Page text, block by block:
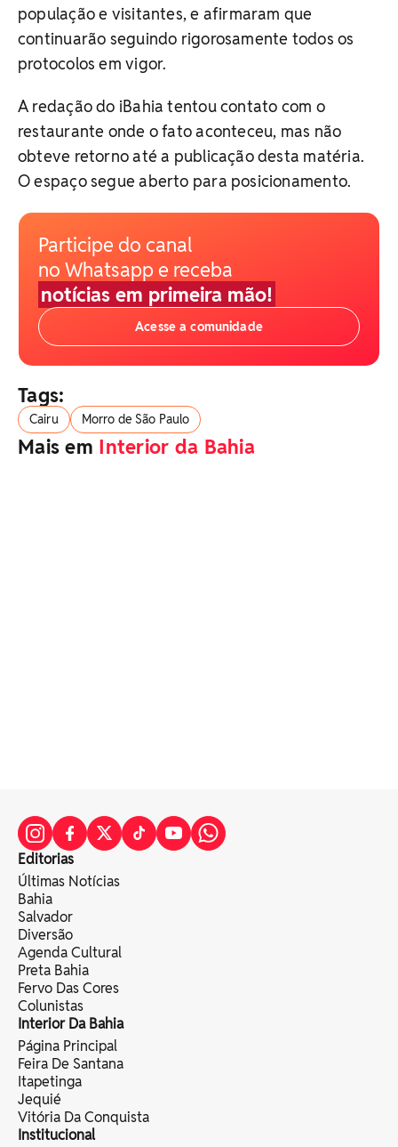
população e visitantes, e afirmaram que
continuarão seguindo rigorosamente todos os
protocolos em vigor.
A redação do iBahia tentou contato com o
restaurante onde o fato aconteceu, mas não
obteve retorno até a publicação desta matéria.
O espaço segue aberto para posicionamento.
Participe do canal
no Whatsapp e receba
notícias em primeira mão!
Acesse a comunidade
Tags:
Cairu Morro de São Paulo
Mais em Interior da Bahia
Editorias
Últimas Notícias
Bahia
Salvador
Diversão
Agenda Cultural
Preta Bahia
Fervo Das Cores
Colunistas
Interior Da Bahia
Página Principal
Feira De Santana
Itapetinga
Jequié
Vitória Da Conquista
Institucional